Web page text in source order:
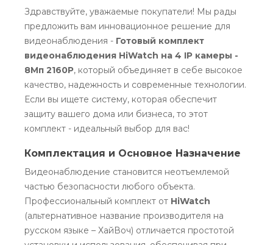
Здравствуйте, уважаемые покупатели! Мы рады
предложить вам инновационное решение для
видеонаблюдения - Готовый комплект
видеонаблюдения HiWatch на 4 IP камеры -
8Мп 2160P, который объединяет в себе высокое
качество, надежность и современные технологии.
Если вы ищете систему, которая обеспечит
защиту вашего дома или бизнеса, то этот
комплект - идеальный выбор для вас!
Комплектация и Основное Назначение
Видеонаблюдение становится неотъемлемой
частью безопасности любого объекта.
Профессиональный комплект от HiWatch
(альтернативное название производителя на
русском языке – ХайВоч) отличается простотой